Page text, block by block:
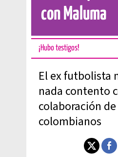
con Maluma
¡Hubo testigos!
El ex futbolista
nada contento
colaboración
colombianos